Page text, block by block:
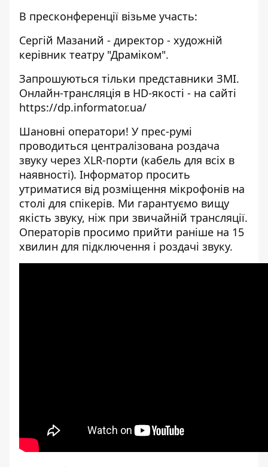
В пресконференції візьме участь:
Сергій Мазаний - директор - художній
керівник театру "Драміком".
Запрошуються тільки представники ЗМІ.
Онлайн-трансляція в HD-якості - на сайті
https://dp.informator.ua/
Шановні оператори! У прес-румі
проводиться централізована роздача
звуку через XLR-порти (кабель для всіх в
наявності). Інформатор просить
утриматися від розміщення мікрофонів на
столі для спікерів. Ми гарантуємо вищу
якість звуку, ніж при звичайній трансляції.
Операторів просимо прийти раніше на 15
хвилин для підключення і роздачі звуку.